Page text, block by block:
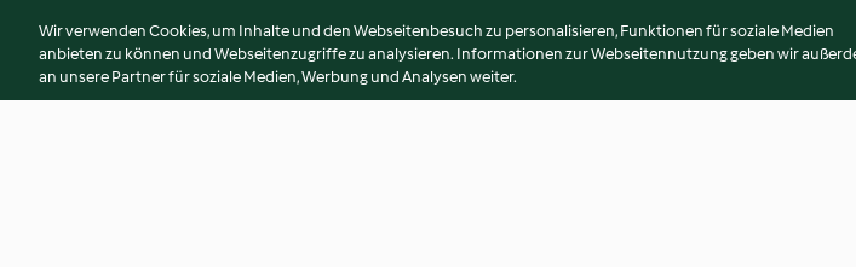
Wir verwenden Cookies, um Inhalte und den Webseitenbesuch zu personalisieren, Funktionen für soziale Medien
anbieten zu können und Webseitenzugriffe zu analysieren. Informationen zur Webseitennutzung geben wir
an unsere Partner für soziale Medien, Werbung und Analysen weiter.